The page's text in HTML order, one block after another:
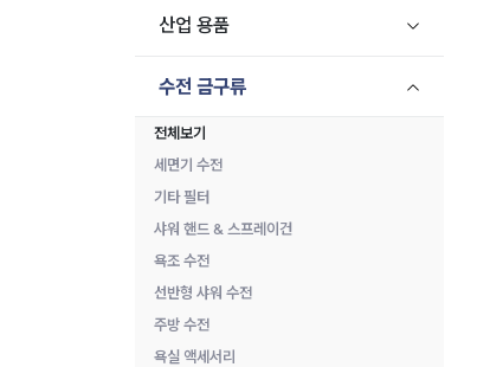
산업 용품
수전 금구류
전체보기
세면기 수전
기타 필터
샤워 핸드 & 스프레이건
욕조 수전
선반형 샤워 수전
주방 수전
욕실 액세서리